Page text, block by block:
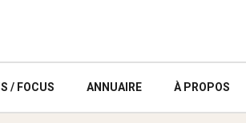
/ FOCUS ANNUAIRE À PROPOS